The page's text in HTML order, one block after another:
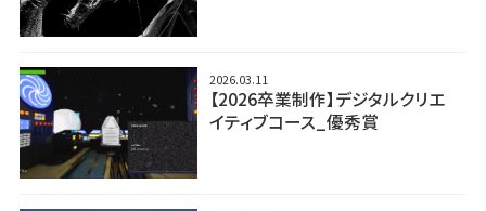
2026.03.11
【2026卒業制作】デジタルクリエ
イティブコース_優秀賞